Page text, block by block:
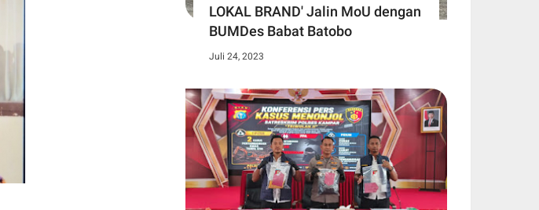
LOKAL BRAND' Jalin MoU dengan
BUMDes Babat Batobo
Juli 24, 2023